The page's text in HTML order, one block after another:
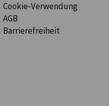
Cookie-Verwendung
AGB
Barrierefreiheit